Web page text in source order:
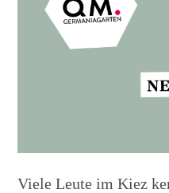
Viele Leute im Kiez